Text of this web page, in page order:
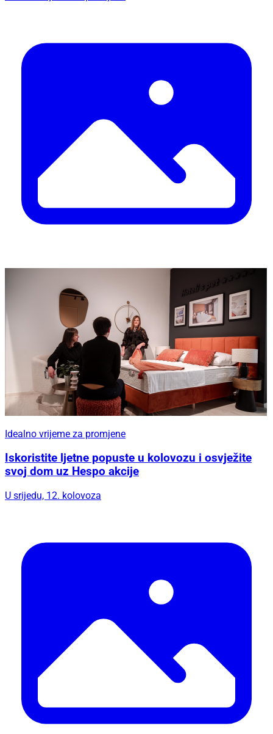
Idealno vrijeme za promjene
Iskoristite ljetne popuste u kolovozu i osvježite
svoj dom uz Hespo akcije
U srijedu, 12. kolovoza